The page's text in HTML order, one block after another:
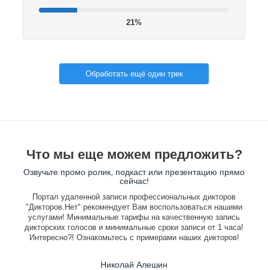
21%
Обработать ещё один трек
Что мы еще можем предложить?
Озвучьте промо ролик, подкаст или презентацию прямо
сейчас!
Портал удаленной записи профессиональных дикторов
"Дикторов.Нет" рекомендует Вам воспользоваться нашими
услугами! Минимальные тарифы на качественную запись
дикторских голосов и минимальные сроки записи от 1 часа!
Интересно?! Ознакомьтесь с примерами наших дикторов!
Николай Алешин